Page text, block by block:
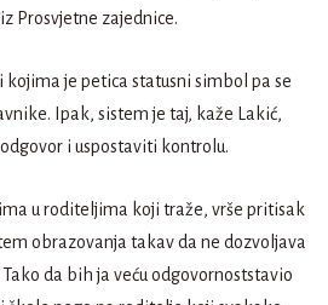
iz Prosvjetne zajednice.
kojima je petica statusni simbol pa se
Ipak, sistem je taj, kaže Lakić,
i uspostaviti kontrolu.
u roditeljima koji traže, vrše pritisak
obrazovanja takav da ne dozvoljava
da bih ja veću odgovornoststavio